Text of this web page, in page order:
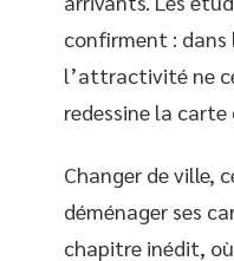
confirment : dans
l’attractivité ne
redessine la carte
Changer de ville,
déménager ses
chapitre inédit,